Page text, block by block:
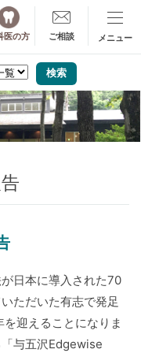
医の方 ご相談
日本に導入された70
ただいた有志で発足
迎えることになりま
与五沢Edgewise